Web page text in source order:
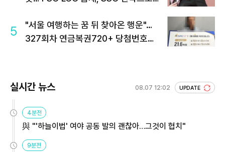
5
"서울 여행하는 꿈 뒤 찾아온 행운"…
327회차 연금복권720+ 당첨번호조
실시간 뉴스 08.07 12:02 UPDATE
4분전
與 "'하늘이법' 여야 공동 발의 괜찮아…그것이 협치"
9분전